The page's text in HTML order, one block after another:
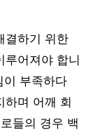
결하기 위한
어져야 합니
이 부족하다
하며 어깨 회
들의 경우 백